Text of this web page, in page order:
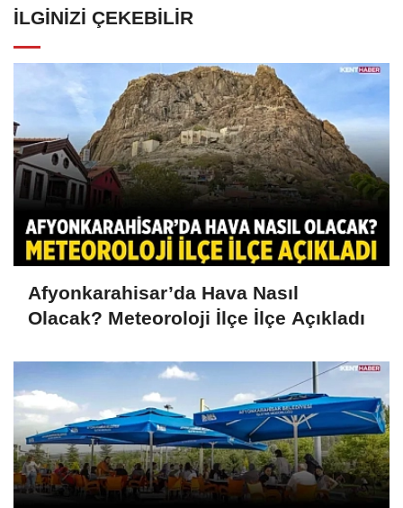
İLGINIZI ÇEKEBILIR
Afyonkarahisar’da Hava Nasıl
Olacak? Meteoroloji İlçe İlçe Açıkladı